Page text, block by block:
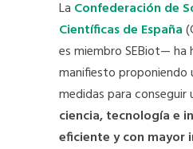
La Confederación de
Científicas de España
es miembro SEBiot— ha
manifiesto proponiendo
medidas para conseguir
ciencia, tecnología e
eficiente y con mayor